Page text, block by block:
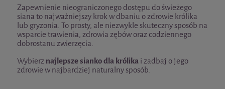
Zapewnienie nieograniczonego dostępu do świeżego
siana to najważniejszy krok w dbaniu o zdrowie królika
lub gryzonia. To prosty, ale niezwykle skuteczny sposób na
wsparcie trawienia, zdrowia zębów oraz codziennego
dobrostanu zwierzęcia.
Wybierz najlepsze sianko dla królika i zadbaj o jego
zdrowie w najbardziej naturalny sposób.